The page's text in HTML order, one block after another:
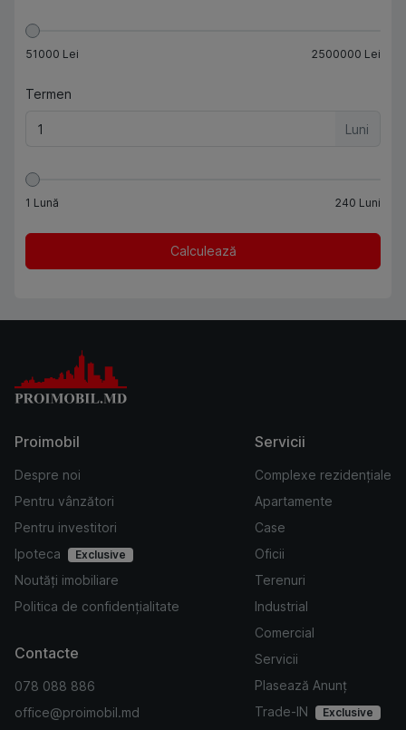
51000 Lei 2500000 Lei
Termen
Luni
1 Lună 240 Luni
Calculează
Proimobil
Despre noi
Pentru vânzători
Pentru investitori
Ipoteca
Exclusive
Noutăți imobiliare
Politica de confidențialitate
Servicii
Complexe rezidențiale
Apartamente
Case
Oficii
Terenuri
Industrial
Comercial
Servicii
Plasează Anunț
Trade-IN
Exclusive
Contacte
078 088 886
office@proimobil.md